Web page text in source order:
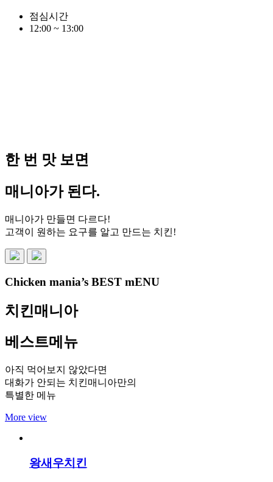
점심시간
12:00 ~ 13:00
한 번 맛보면
매니아가 된다.
매니아가 만들면 다르다!
고객이 원하는 요구를 알고 만드는 치킨!
Chicken mania’s BEST mENU
치킨매니아
베스트메뉴
아직 먹어보지 않았다면
대화가 안되는 치킨매니아만의
특별한 메뉴
More view
왕새우치킨